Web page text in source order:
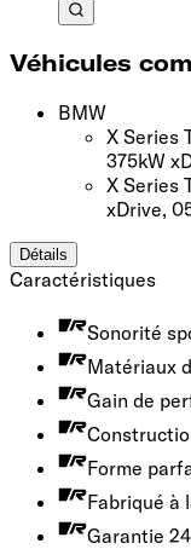
Véhicules
BMW
X Series
375kW
X Series
xDrive,
Détails
Caractéristiques
Sonorité
Matériaux
Gain de
Forme
Fabriqué à
Garantie